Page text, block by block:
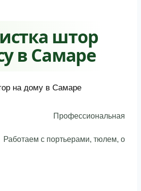
в Самаре
Профессиональная
Работаем с портьерами, тюлем,